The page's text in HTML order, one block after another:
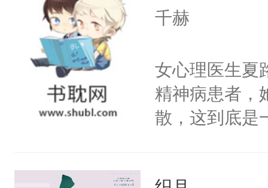
凌，帮助女主
有血缘的弟
不喜欢我，是
意的校霸学生
其实我也可以
的。本文是万
千赫
女心理医生夏
精神病患者，
散，这到底是